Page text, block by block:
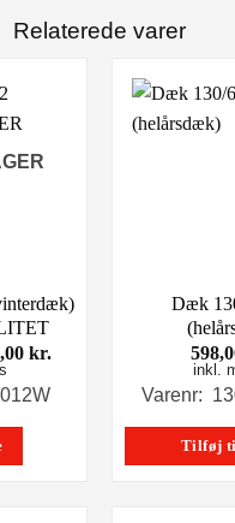
Relaterede varer
kr..
kr.
298,00 kr..
Dæk
inkl.
Varenr:
Tilføj